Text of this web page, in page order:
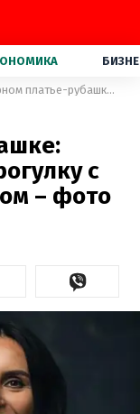
В черном платье-рубашке: Джамала показала прогулку с новорожденным сыном – фото
с
– фото